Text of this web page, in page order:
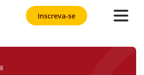
Inscreva-se